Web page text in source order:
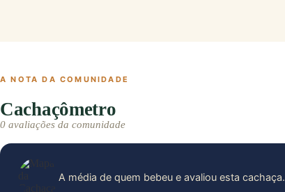
A NOTA DA COMUNIDADE
Cachaçômetro
0 avaliações da comunidade
A média de quem bebeu e avaliou esta cachaça.